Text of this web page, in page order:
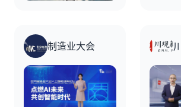
制造业大会